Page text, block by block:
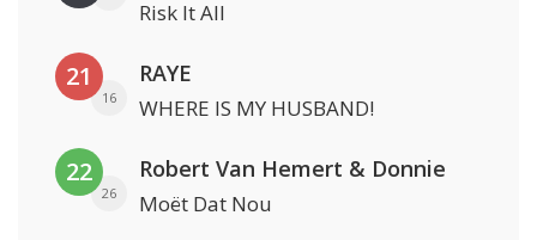
Risk It All
21
16
RAYE
WHERE IS MY HUSBAND!
22
26
Robert Van Hemert & Donnie
Moët Dat Nou